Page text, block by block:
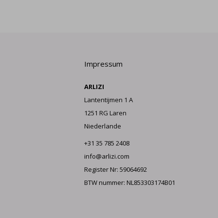
Impressum
ARLIZI
Lantentijmen 1 A
1251 RG Laren
Niederlande
+31 35 785 2408
info@arlizi.com
Register Nr: 59064692
BTW nummer: NL853303174B01